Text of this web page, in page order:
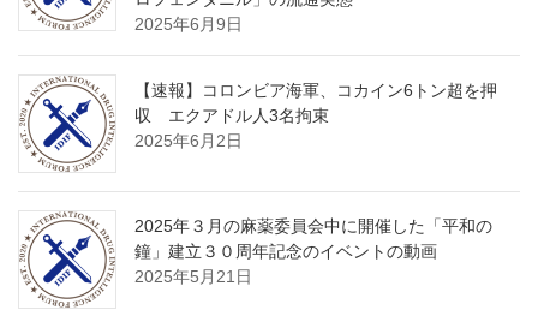
2025年6月9日
【速報】コロンビア海軍、コカイン6トン超を押
収 エクアドル人3名拘束
2025年6月2日
2025年３月の麻薬委員会中に開催した「平和の
鐘」建立３０周年記念のイベントの動画
2025年5月21日